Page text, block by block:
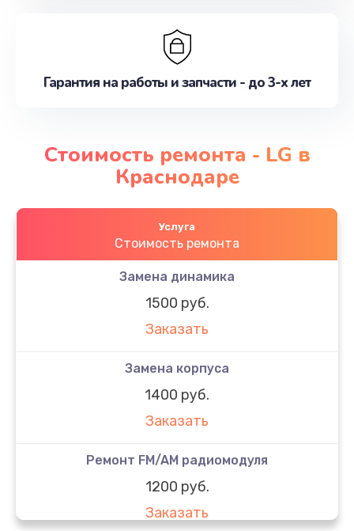
Гарантия на работы и запчасти - до 3-х лет
Стоимость ремонта - LG в
Краснодаре
Услуга
Стоимость ремонта
Замена динамика
1500 руб.
Заказать
Замена корпуса
1400 руб.
Заказать
Ремонт FM/AM радиомодуля
1200 руб.
Заказать